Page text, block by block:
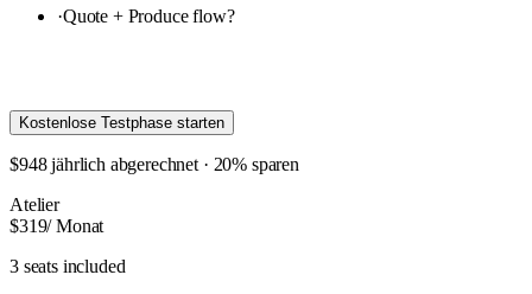
·Quote + Produce flow?
Kostenlose Testphase starten
$948 jährlich abgerechnet · 20% sparen
Atelier
$319/ Monat
3 seats included